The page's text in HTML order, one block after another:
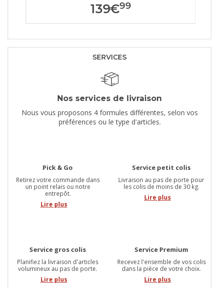
139€99
SERVICES
Nos services de livraison
Nous vous proposons 4 formules différentes, selon vos
préférences ou le type d'articles.
Pick & Go
Retirez votre commande dans
un point relais ou notre
entrepôt.
Lire plus
Service petit colis
Livraison au pas de porte pour
les colis de moins de 30 kg.
Lire plus
Service gros colis
Planifiez la livraison d'articles
volumineux au pas de porte.
Lire plus
Service Premium
Recevez l'ensemble de vos colis
dans la pièce de votre choix.
Lire plus